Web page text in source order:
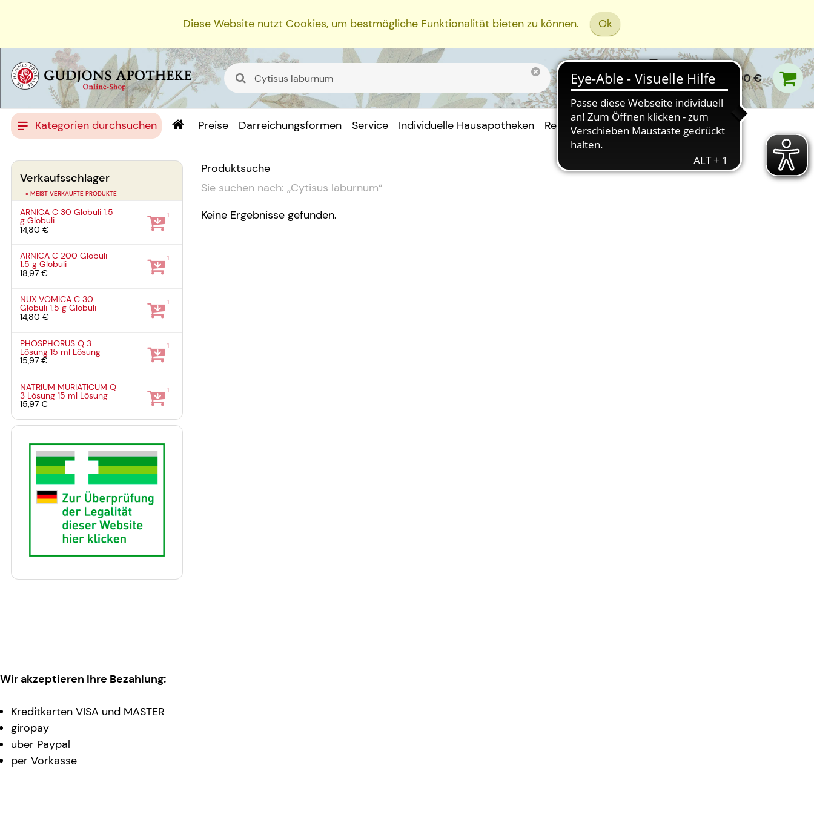
Diese Website nutzt Cookies, um bestmögliche Funktionalität bieten zu können. Ok
0,00 €
Kategorien durchsuchen Preise Darreichungsformen Service Individuelle Hausapotheken Rezept Einreichen
Produktsuche
Sie suchen nach: „Cytisus laburnum“
Keine Ergebnisse gefunden.
Verkaufsschlager
» MEIST VERKAUFTE PRODUKTE
ARNICA C 30 Globuli1.5
gGlobuli
14,80 €
1
ARNICA C 200 Globuli
1.5 gGlobuli
18,97 €
1
NUX VOMICA C 30
Globuli1.5 gGlobuli
14,80 €
1
PHOSPHORUS Q 3
Lösung15 ml Lösung
15,97 €
1
NATRIUM MURIATICUM Q
3 Lösung15 ml Lösung
15,97 €
1
Wir akzeptieren Ihre Bezahlung:
Kreditkarten VISA und MASTER
giropay
über Paypal
per Vorkasse